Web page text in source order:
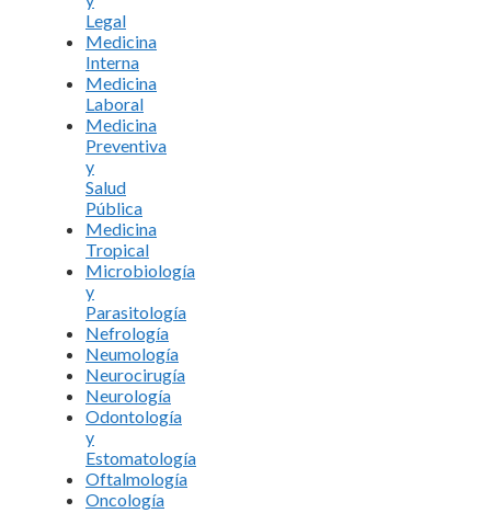
Legal
Medicina
Interna
Medicina
Laboral
Medicina
Preventiva
y
Salud
Pública
Medicina
Tropical
Microbiología
y
Parasitología
Nefrología
Neumología
Neurocirugía
Neurología
Odontología
y
Estomatología
Oftalmología
Oncología